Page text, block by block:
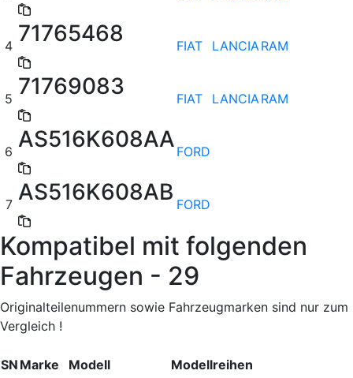
4 71765468 FIAT LANCIARAM
5 71769083 FIAT LANCIARAM
6 AS516K608AA FORD
7 AS516K608AB FORD
Kompatibel mit folgenden
Fahrzeugen - 29
Originalteilenummern sowie Fahrzeugmarken sind nur zum
Vergleich !
SN Marke Modell Modellreihen